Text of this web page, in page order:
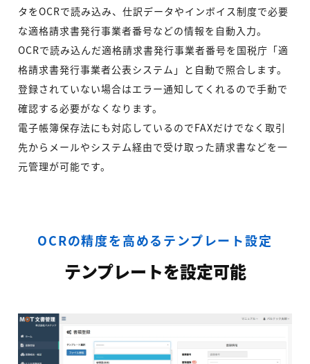
タをOCRで読み込み、仕訳データやインボイス制度で必要
な適格請求書発行事業者番号などの情報を自動入力。
OCRで読み込んだ適格請求書発行事業者番号を国税庁「適
格請求書発行事業者公表システム」と自動で照合します。
登録されていない場合はエラー通知してくれるので手動で
確認する必要がなくなります。
電子帳簿保存法にも対応しているのでFAXだけでなく取引
先からメールやシステム経由で受け取った請求書などを一
元管理が可能です。
OCRの精度を高めるテンプレート設定
テンプレートを設定可能